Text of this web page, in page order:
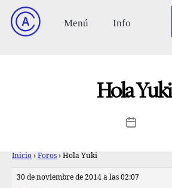
Hola Yuki
Inicio › Foros › Hola Yuki
30 de noviembre de 2014 a las 02:07